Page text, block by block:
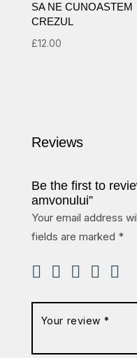
SA NE CUNOASTEM
CREZUL
£12.00
Reviews
Be the first to
amvonului”
Your email address
fields are marked *